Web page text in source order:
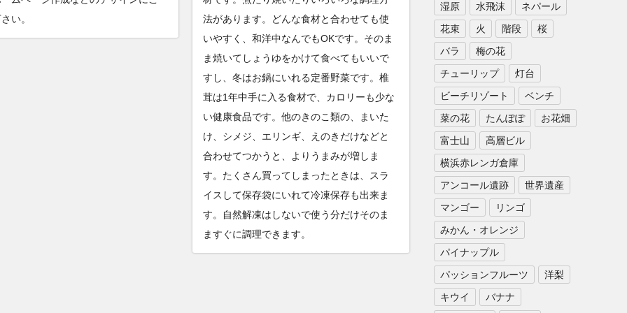
い。
法があります。どんな食材と合わせても使
いやすく、和洋中なんでもOKです。そのま
ま焼いてしょうゆをかけて食べてもいいで
すし、冬はお鍋にいれる定番野菜です。椎
茸は1年中手に入る食材で、カロリーも少な
い健康食品です。他のきのこ類の、まいた
け、シメジ、エリンギ、えのきだけなどと
合わせてつかうと、よりうまみが増しま
す。たくさん買ってしまったときは、スラ
イスして保存袋にいれて冷凍保存も出来ま
す。自然解凍はしないで使う分だけそのま
ますぐに調理できます。
湿原 水飛沫
ネパール
花束
火 階段
桜
バラ
梅の花
チューリップ
灯台
ビーチリゾート
ベンチ
菜の花
たんぽぽ
お花畑
富士山
高層ビル
横浜赤レンガ倉庫
アンコール遺跡
世界遺産
マンゴー
リンゴ
みかん・オレンジ
パイナップル
パッションフルーツ
洋梨
キウイ
バナナ